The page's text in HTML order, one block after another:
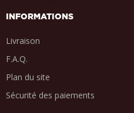
INFORMATIONS
Livraison
F.A.Q.
Plan du site
Sécurité des paiements